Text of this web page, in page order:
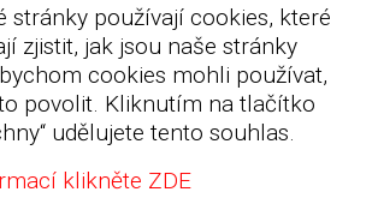
stránky používají cookies, které
zjistit, jak jsou naše stránky
cookies mohli používat,
povolit. Kliknutím na tlačítko
udělujete tento souhlas.
klikněte ZDE